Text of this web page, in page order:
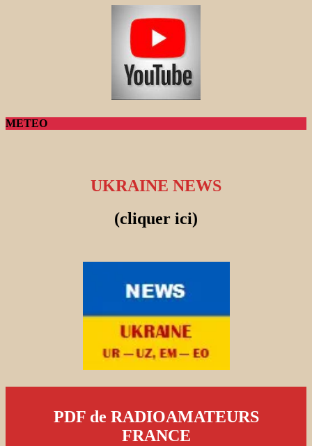
METEO
UKRAINE NEWS
(cliquer ici)
PDF de RADIOAMATEURS
FRANCE